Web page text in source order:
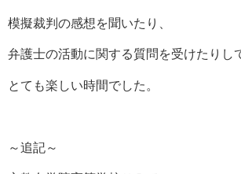
模擬裁判の感想を聞いたり、
弁護士の活動に関する質問を受けたりし
とても楽しい時間でした。
～追記～